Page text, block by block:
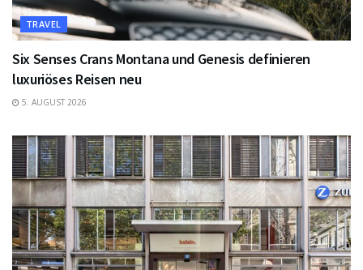
TRAVEL
Six Senses Crans Montana und Genesis definieren
luxuriöses Reisen neu
5. AUGUST 2026